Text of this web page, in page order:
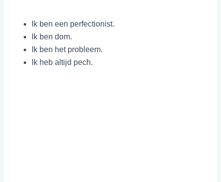
Ik ben een perfectionist.
Ik ben dom.
Ik ben het probleem.
Ik heb altijd pech.